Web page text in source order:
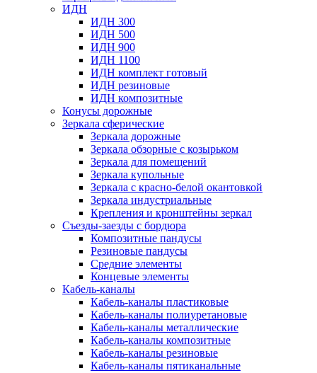
ИДН
ИДН 300
ИДН 500
ИДН 900
ИДН 1100
ИДН комплект готовый
ИДН резиновые
ИДН композитные
Конусы дорожные
Зеркала сферические
Зеркала дорожные
Зеркала обзорные с козырьком
Зеркала для помещений
Зеркала купольные
Зеркала с красно-белой окантовкой
Зеркала индустриальные
Крепления и кронштейны зеркал
Съезды-заезды с бордюра
Композитные пандусы
Резиновые пандусы
Средние элементы
Концевые элементы
Кабель-каналы
Кабель-каналы пластиковые
Кабель-каналы полиуретановые
Кабель-каналы металлические
Кабель-каналы композитные
Кабель-каналы резиновые
Кабель-каналы пятиканальные